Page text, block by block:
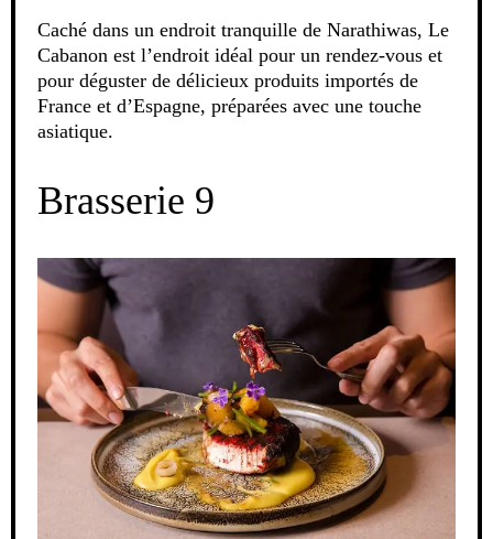
Caché dans un endroit tranquille de Narathiwas, Le
Cabanon est l’endroit idéal pour un rendez-vous et
pour déguster de délicieux produits importés de
France et d’Espagne, préparées avec une touche
asiatique.
Brasserie 9